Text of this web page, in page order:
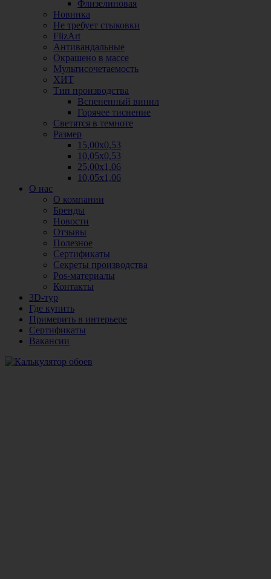
Флизелиновая
Новинка
Не требует стыковки
FlizArt
Антивандальные
Окрашено в массе
Мультисочетаемость
ХИТ
Тип производства
Вспененный винил
Горячее тиснение
Светятся в темноте
Размер
15,00х0,53
10,05х0,53
25,00х1,06
10,05х1,06
О нас
О компании
Бренды
Новости
Отзывы
Полезное
Сертификаты
Секреты производства
Pos-материалы
Контакты
3D-тур
Где купить
Примерить в интерьере
Сертификаты
Вакансии